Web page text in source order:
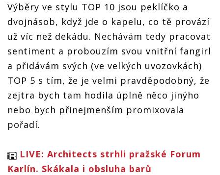
Výběry ve stylu TOP 10 jsou peklíčko a
dvojnásob, když jde o kapelu, co tě provází
už víc než dekádu. Nechávám tedy pracovat
sentiment a probouzím svou vnitřní fangirl
a přidávám svých (ve velkých uvozovkách)
TOP 5 s tím, že je velmi pravděpodobný, že
zejtra bych tam hodila úplně něco jinýho
nebo bych přinejmenším promixovala
pořadí.
LIVE: Architects strhli pražské Forum
Karlín. Skákala i obsluha barů